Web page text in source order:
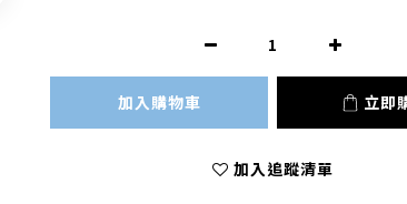
加入購物車 立即
加入追蹤清單